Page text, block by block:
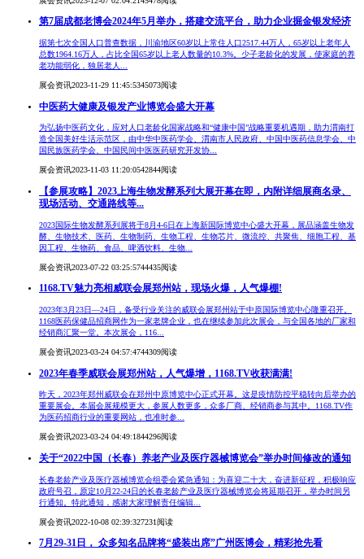
第7届成都老博会2024年5月举办，搭建交流平台，助力企业掘金银发经济
据第七次全国人口普查数据，川渝地区60岁以上常住人口2517.44万人，65岁以上老年人
总数1964.16万人，占比全国65岁以上老人数量的10.3%。少子老龄化的发展，使家庭的养
老功能弱化，独居老人...
展会资讯2023-11-29 11:45:5345073阅读
中医药大健康及银发产业博览会盛大开幕
为弘扬中医药文化，应对人口老龄化国家战略和“健康中国”战略重要机遇期，助力渭南打
造全国美好生活示范区，由中华中医药学会、渭南市人民政府、中国中医药信息学会、中
国民族医药学会、中国民间中医医药研究开发协...
展会资讯2023-11-03 11:20:0542844阅读
【参展攻略】2023上海生物发酵系列大展开幕在即，内附详细展商名录、
现场活动、交通路线等...
2023国际生物发酵系列展将于8月4-6日在上海新国际博览中心盛大开幕，展品涵盖生物发
酵、生物技术、医药、生物制药、生物工程、生物芯片、微流控、共聚焦、细胞工程、基
因工程、生物药、食品、啤酒饮料、生物...
展会资讯2023-07-22 03:25:5744435阅读
1168.TV魅力亮相威联会展郑州站，现场火爆，人气爆棚!
2023年3月23日—24日，备受行业关注的威联会展郑州站于中原国际博览中心隆重召开。
1168医药保健品招商网作为一家老牌企业，也在继续参加此次展会，与全国各地的厂家和
经销商汇聚一堂。本次展会，116...
展会资讯2023-03-24 04:57:4744309阅读
2023年春季威联会展郑州站，人气爆增，1168.TV收获满满!
昨天，2023年郑州威联会在郑州中原博览中心正式开幕。这是疫情防控平稳转向后举办的
重要展会。本届会展规模更大，参展人数更多，众多厂商、经销商参与其中。1168.TV作
为医药招商行业的重要网站，也准时参...
展会资讯2023-03-24 04:49:1844296阅读
关于“2022中国（长春）养老产业及医疗器械博览会”举办时间修改的通知
长春老龄产业及医疗器械博览会组委会紧急通知：为喜迎二十大，奋进新征程，积极响应
政府号召，原定10月22-24日的长春老龄产业及医疗器械博览会将延期召开，举办时间另
行通知。特此通知，感谢大家理解责任编辑...
展会资讯2022-10-08 02:39:327231阅读
7月29-31日， 众多知名品牌将“盛装出席”广州医博会，精彩抢先看